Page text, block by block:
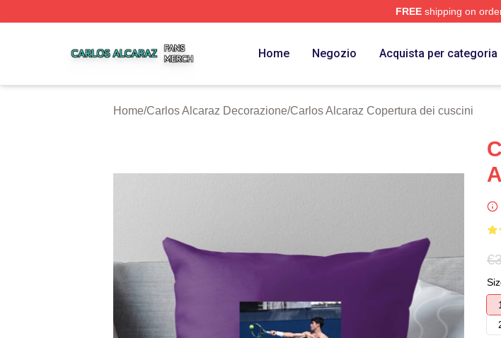
FREEshipping on
Home Negozio Acquista per categoria
Home/Carlos Alcaraz Decorazione/Carlos Alcaraz Copertura dei cuscini